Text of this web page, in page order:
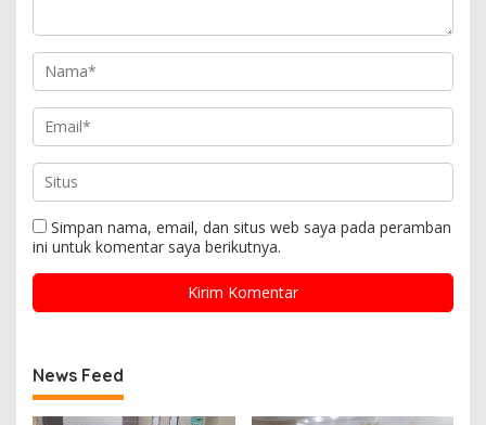
Simpan nama, email, dan situs web saya pada peramban
ini untuk komentar saya berikutnya.
News Feed